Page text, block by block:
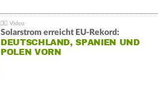
Solarstrom erreicht EU-Rekord:
DEUTSCHLAND, SPANIEN UND
POLEN VORN